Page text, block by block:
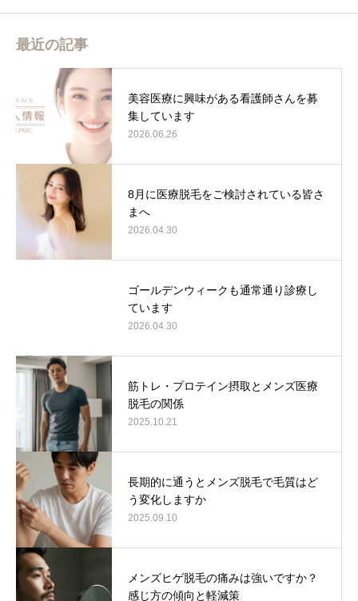
最近の記事
美容医療に興味がある看護師さんを募
集しています
2026.06.26
8月に医療脱毛をご検討されている皆さ
まへ
2026.04.30
ゴールデンウィークも通常通り診療し
ています
2026.04.30
筋トレ・プロテイン摂取とメンズ医療
脱毛の関係
2025.10.21
長期的に通うとメンズ脱毛で毛質はど
う変化しますか
2025.09.10
メンズヒゲ脱毛の痛みは強いですか？
感じ方の傾向と軽減策